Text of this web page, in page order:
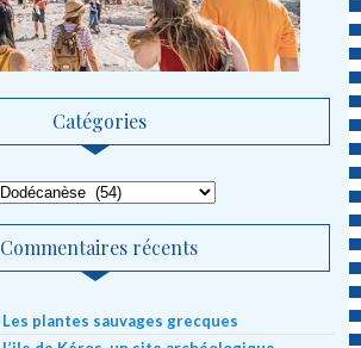
Catégories
Commentaires récents
Les plantes sauvages grecques